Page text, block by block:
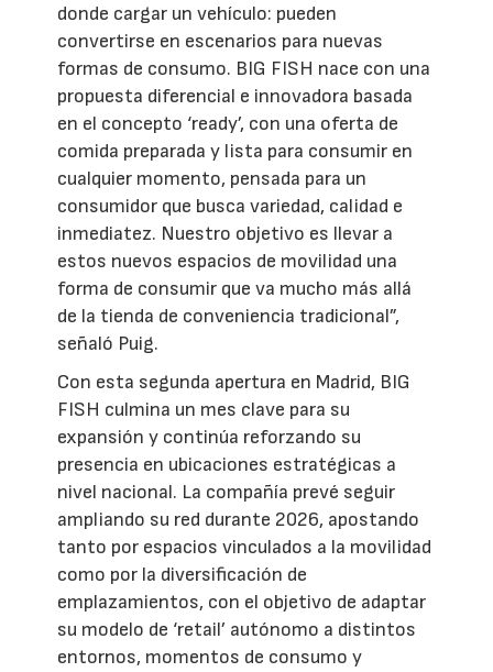
donde cargar un vehículo: pueden
convertirse en escenarios para nuevas
formas de consumo. BIG FISH nace con una
propuesta diferencial e innovadora basada
en el concepto ‘ready’, con una oferta de
comida preparada y lista para consumir en
cualquier momento, pensada para un
consumidor que busca variedad, calidad e
inmediatez. Nuestro objetivo es llevar a
estos nuevos espacios de movilidad una
forma de consumir que va mucho más allá
de la tienda de conveniencia tradicional”,
señaló Puig.
Con esta segunda apertura en Madrid, BIG
FISH culmina un mes clave para su
expansión y continúa reforzando su
presencia en ubicaciones estratégicas a
nivel nacional. La compañía prevé seguir
ampliando su red durante 2026, apostando
tanto por espacios vinculados a la movilidad
como por la diversificación de
emplazamientos, con el objetivo de adaptar
su modelo de ‘retail’ autónomo a distintos
entornos, momentos de consumo y